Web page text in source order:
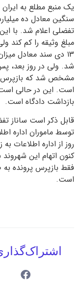
یک منبع مطلع به
تفضلی اعلام شد. با
مبلغ وثیقه را کم کند
۱۳ دی سند معادل
شد. ولی در روز بعد،
مشخص شد که بازپرس
است. این در حالی
بازداشت دادگاه است.
روز از اداره اطلاعات
کنون اتهام این
فقط بازپرس پرونده به
است.